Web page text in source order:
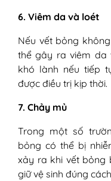
6. Viêm da và loét
Nếu vết bỏng
thể gây ra viêm da
khó lành nếu tiếp
được điều trị kịp thời.
7. Chảy mủ
Trong một số
bỏng có thể bị
xảy ra khi vết bỏng
giữ vệ sinh đúng